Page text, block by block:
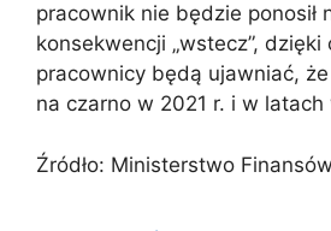
pracownik nie będzie ponosił
konsekwencji „wstecz”, dzięki
pracownicy będą ujawniać,
na czarno w 2021 r. i w
Źródło: Ministerstwo Finansów